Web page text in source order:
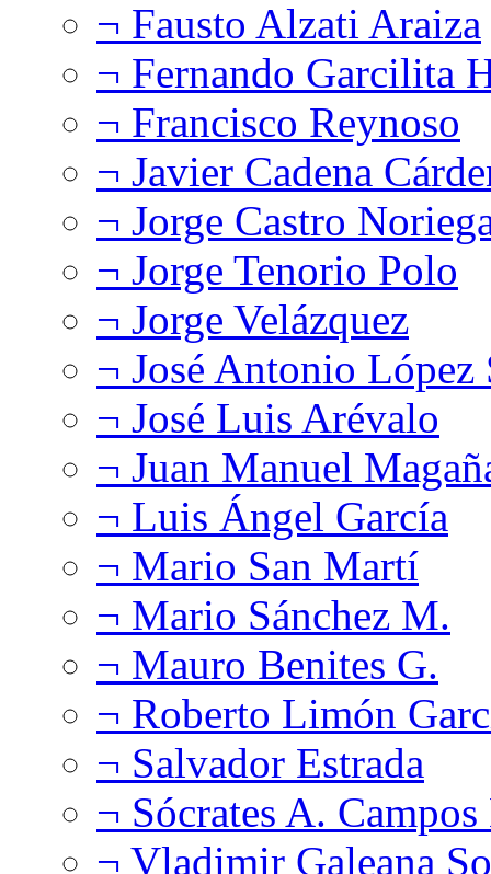
¬ Fausto Alzati Araiza
¬ Fernando Garcilita
¬ Francisco Reynoso
¬ Javier Cadena
¬ Jorge Castro
¬ Jorge Tenorio Polo
¬ Jorge Velázquez
¬ José Antonio López
¬ José Luis Arévalo
¬ Juan Manuel
¬ Luis Ángel García
¬ Mario San Martí
¬ Mario Sánchez M.
¬ Mauro Benites G.
¬ Roberto Limón
¬ Salvador Estrada
¬ Sócrates A.
¬ Vladimir Galeana